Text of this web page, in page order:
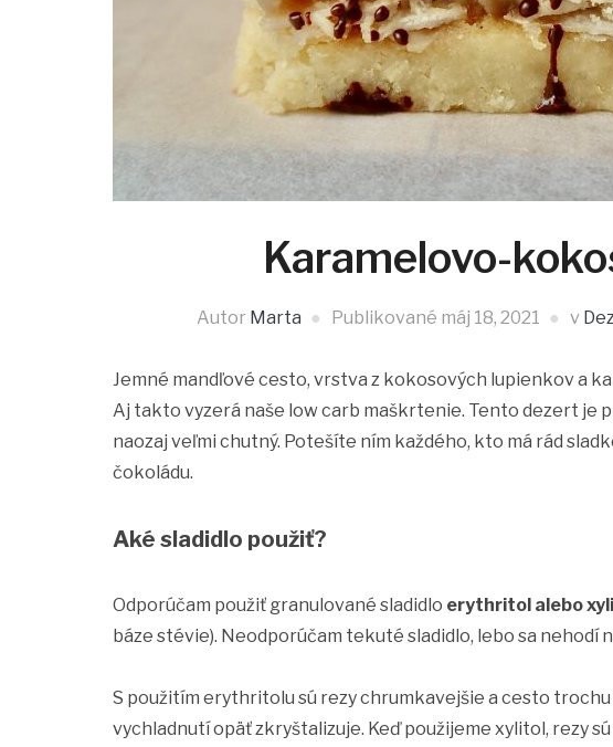
Karamelovo-
Autor Marta Publikované máj 18, 2021 v
Jemné mandľové cesto, vrstva z kokosových lupienkov a
Aj takto vyzerá naše low carb maškrtenie. Tento dezert je
naozaj veľmi chutný. Potešíte ním každého, kto má rád
čokoládu.
Aké sladidlo použiť?
Odporúčam použiť granulované sladidlo erythritol alebo
báze stévie). Neodporúčam tekuté sladidlo, lebo sa nehodí
S použitím erythritolu sú rezy chrumkavejšie a cesto
vychladnutí opäť zkryštalizuje. Keď použijeme xylitol, rezy